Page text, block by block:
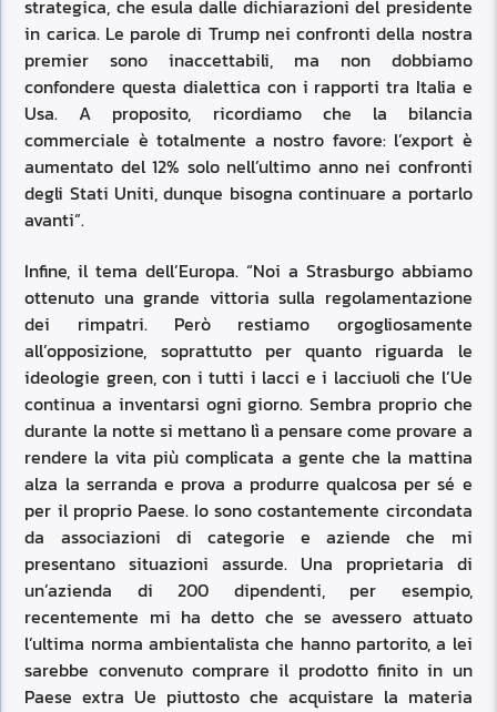
strategica, che esula dalle dichiarazioni del presidente
in carica. Le parole di Trump nei confronti della nostra
premier sono inaccettabili, ma non dobbiamo
confondere questa dialettica con i rapporti tra Italia e
Usa. A proposito, ricordiamo che la bilancia
commerciale è totalmente a nostro favore: l’export è
aumentato del 12% solo nell’ultimo anno nei confronti
degli Stati Uniti, dunque bisogna continuare a portarlo
avanti”.
Infine, il tema dell’Europa. “Noi a Strasburgo abbiamo
ottenuto una grande vittoria sulla regolamentazione
dei rimpatri. Però restiamo orgogliosamente
all’opposizione, soprattutto per quanto riguarda le
ideologie green, con i tutti i lacci e i lacciuoli che l’Ue
continua a inventarsi ogni giorno. Sembra proprio che
durante la notte si mettano lì a pensare come provare a
rendere la vita più complicata a gente che la mattina
alza la serranda e prova a produrre qualcosa per sé e
per il proprio Paese. Io sono costantemente circondata
da associazioni di categorie e aziende che mi
presentano situazioni assurde. Una proprietaria di
un’azienda di 200 dipendenti, per esempio,
recentemente mi ha detto che se avessero attuato
l’ultima norma ambientalista che hanno partorito, a lei
sarebbe convenuto comprare il prodotto finito in un
Paese extra Ue piuttosto che acquistare la materia